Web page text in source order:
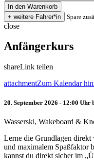
Spare
close
Anfängerkurs
shareLink teilen
attachmentZum Kalendar
20. September 2026 - 12:00 Uhr
Wasserski, Wakeboard &
Lerne die Grundlagen
und maximalem Spaßfaktor
kannst du direkt sicher im